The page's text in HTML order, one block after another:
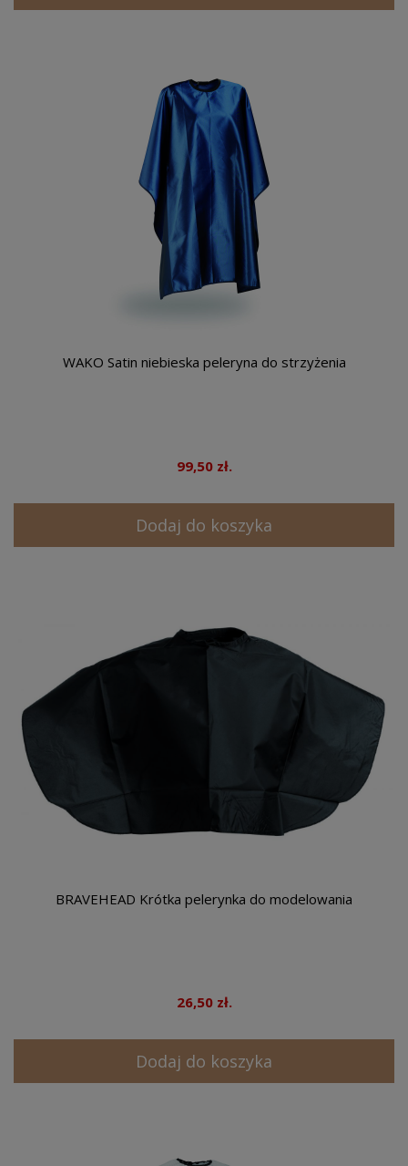
WAKO Satin niebieska peleryna do strzyżenia
99,50 zł.
Dodaj do koszyka
BRAVEHEAD Krótka pelerynka do modelowania
26,50 zł.
Dodaj do koszyka